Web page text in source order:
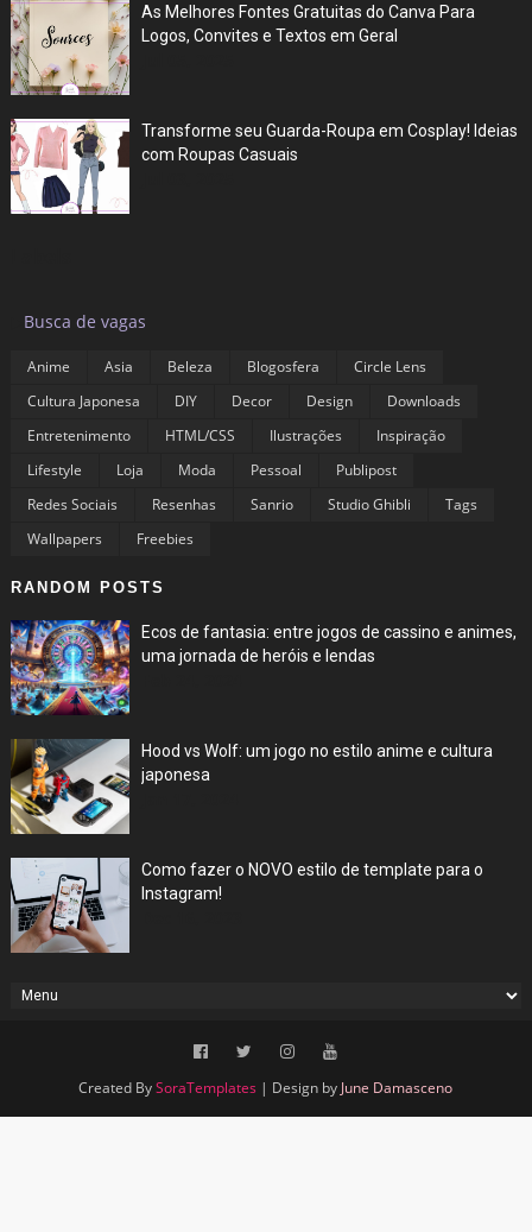
As Melhores Fontes Gratuitas do Canva Para
Logos, Convites e Textos em Geral
Transforme seu Guarda-Roupa em Cosplay! Ideias
com Roupas Casuais
Busca de vagas
Anime Asia Beleza Blogosfera
Circle Lens
Cultura Japonesa
DIY Decor Design
Downloads
Entretenimento
HTML/CSS Ilustrações
Inspiração
Lifestyle
Loja Moda Pessoal
Publipost
Redes Sociais
Resenhas Sanrio Studio Ghibli
Tags
Wallpapers
Freebies
RANDOM POSTS
Ecos de fantasia: entre jogos de cassino e animes,
uma jornada de heróis e lendas
Hood vs Wolf: um jogo no estilo anime e cultura
japonesa
Como fazer o NOVO estilo de template para o
Instagram!
Created BySoraTemplates | Design by June Damasceno